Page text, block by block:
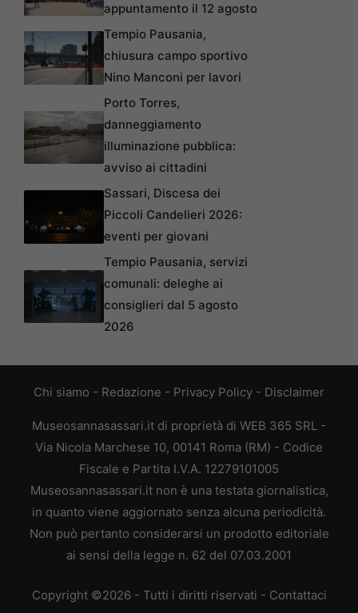
appuntamento il 12 agosto
Tempio Pausania,
chiusura campo sportivo
Nino Manconi per lavori
Porto Torres,
danneggiamento
illuminazione pubblica:
avviso ai cittadini
Sassari, Discesa dei
Piccoli Candelieri 2026:
eventi per giovani
Tempio Pausania, servizi
comunali: deleghe ai
consiglieri dal 5 agosto
2026
Chi siamo - Redazione - Privacy Policy - Disclaimer
Museosannasassari.it di proprietà di WEB 365 SRL -
Via Nicola Marchese 10, 00141 Roma (RM) - Codice
Fiscale e Partita I.V.A. 12279101005
Museosannasassari.it non è una testata giornalistica,
in quanto viene aggiornato senza alcuna periodicità.
Non può pertanto considerarsi un prodotto editoriale
ai sensi della legge n. 62 del 07.03.2001
Copyright ©2026 - Tutti i diritti riservati - Contattaci